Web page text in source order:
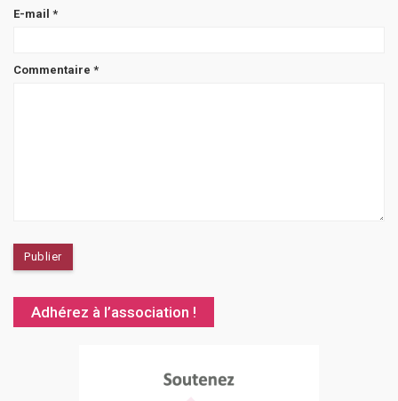
E-mail *
Commentaire *
Adhérez à l’association !